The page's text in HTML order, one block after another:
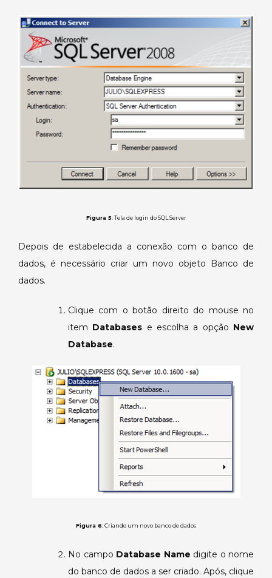
Figura 5: Tela de login do SQL Server
Depois de estabelecida a conexão com o banco de
dados, é necessário criar um novo objeto Banco de
dados.
Clique com o botão direito do mouse no
item Databases e escolha a opção New
Database.
Figura 6: Criando um novo banco de dados
No campo Database Name digite o nome
do banco de dados a ser criado. Após, clique